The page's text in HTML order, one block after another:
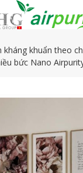
kháng khuẩn theo
bức Nano